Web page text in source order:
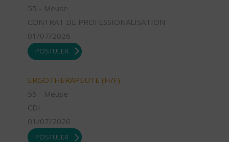
55 - Meuse
CONTRAT DE PROFESSIONALISATION
01/07/2026
POSTULER
ERGOTHERAPEUTE (H/F)
55 - Meuse
CDI
01/07/2026
POSTULER